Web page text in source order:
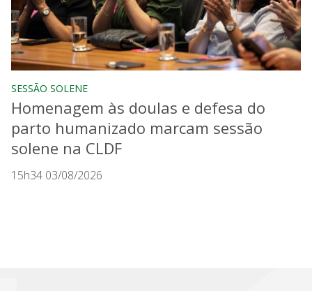
SESSÃO SOLENE
Homenagem às doulas e defesa do
parto humanizado marcam sessão
solene na CLDF
15h34 03/08/2026